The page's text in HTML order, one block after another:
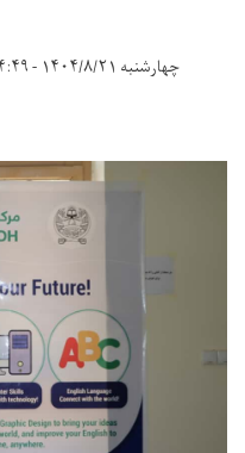
چهارشنبه ۱۴۰۴/۸/۲۱ - ۱۴:۴۹